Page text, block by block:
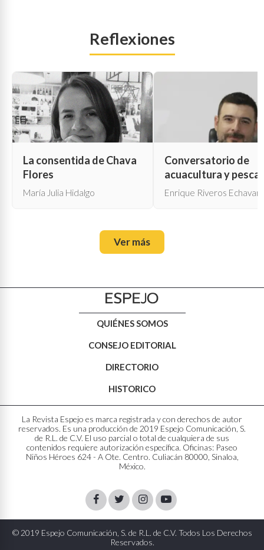
Reflexiones
La consentida de Chava
Flores
María Julia Hidalgo
Conversatorio de
acuacultura y pesca
Enrique Riveros
Ver más
QUIÉNES SOMOS
CONSEJO EDITORIAL
DIRECTORIO
HISTORICO
La Revista Espejo es marca registrada y con derechos de autor
reservados. Es una producción de 2019 Espejo Comunicación, S.
de R.L. de C.V. El uso parcial o total de cualquiera de sus
contenidos requiere autorización específica. Oficinas: Paseo
Niños Héroes 624 - A Ote. Centro. Culiacán 80000, Sinaloa,
México.
FacebookTwitterInstagram
Youtube
© 2019 Espejo Comunicación, S. de R.L. de C.V. Todos Los Derechos
Reservados.